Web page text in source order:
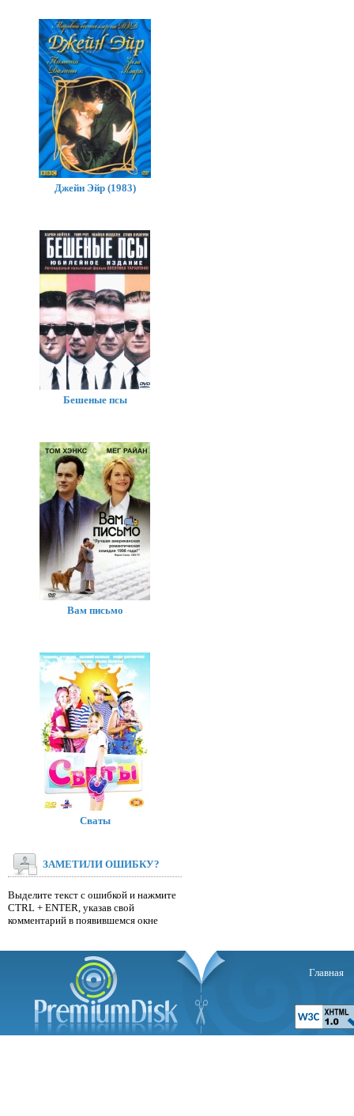
Джейн Эйр (1983)
Бешеные псы
Вам письмо
Сваты
ЗАМЕТИЛИ ОШИБКУ?
Выделите текст с ошибкой и нажмите
CTRL + ENTER, указав свой
комментарий в появившемся окне
Главная